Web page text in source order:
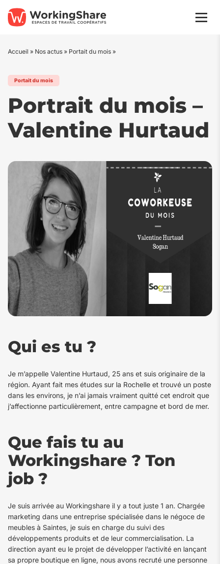
contenu
Menu
Accueil » Nos actus» Portait du mois»
Portait du mois
Portrait du mois –
Valentine Hurtaud
Qui es tu ?
Je m’appelle Valentine Hurtaud, 25 ans et suis originaire de la
région. Ayant fait mes études sur la Rochelle et trouvé un poste
dans les environs, je n’ai jamais vraiment quitté cet endroit que
j’affectionne particulièrement, entre campagne et bord de mer.
Que fais tu au
Workingshare ? Ton
job ?
Je suis arrivée au Workingshare il y a tout juste 1 an. Chargée
marketing dans une entreprise spécialisée dans le négoce de
meubles à Saintes, je suis en charge du suivi des
développements produits et de leur commercialisation. La
direction ayant eu le projet de développer l’activité en lançant
sa propre boutique en ligne, nous avons recruté une personne